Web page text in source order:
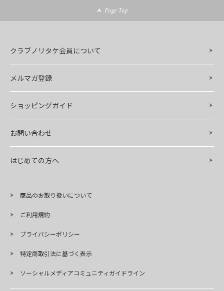
Page Top
クラブノリタケ会員について
メルマガ登録
ショッピングガイド
お問い合わせ
はじめての方へ
商品のお取り扱いについて
ご利用規約
プライバシーポリシー
特定商取引法に基づく表示
ソーシャルメディアコミュニティガイドライン